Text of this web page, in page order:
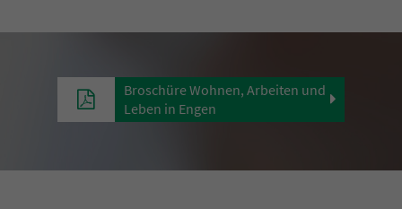
Broschüre Wohnen, Arbeiten und
Leben in Engen